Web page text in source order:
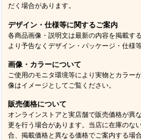
だく場合があります。
デザイン・仕様等に関するご案内
各商品画像・説明文は最新の内容を掲載す
より予告なくデザイン・パッケージ・仕様
画像・カラーについて
ご使用のモニタ環境等により実物とカラー
像はイメージとしてご覧ください。
販売価格について
オンラインストアと実店舗で販売価格が異
更を行う場合があります。当店に在庫のな
合、掲載価格と異なる価格でご案内する場